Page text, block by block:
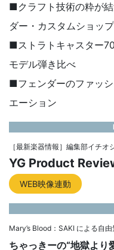
■クラフト技術の粋が
ダー・カスタムショップ
■ストラトキャスター
モデル弾き比べ
■フェンダーのファッ
エーション
［最新楽器情報］編集部イチオ
YG Product
WEB映像連動
Mary’s Blood：SAKI による自
ちゃっきーの“地獄より